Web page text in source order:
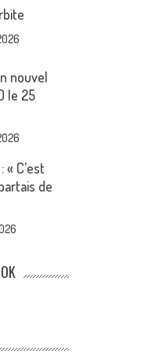
nouvel
le 25
« C’est
de